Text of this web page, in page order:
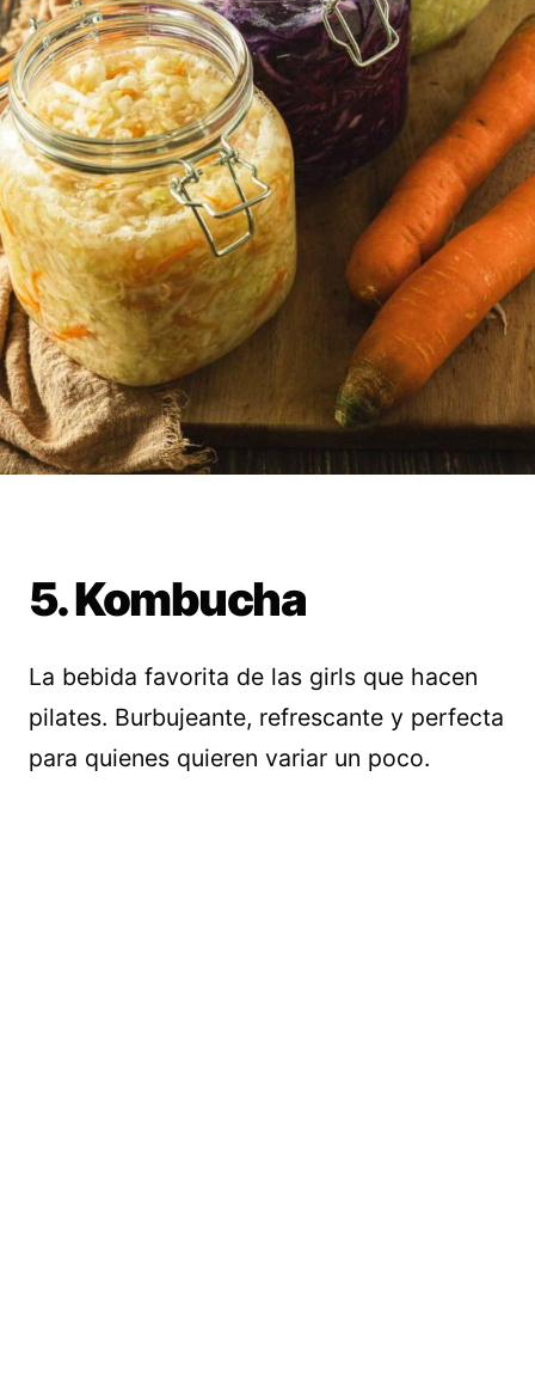
5. Kombucha
La bebida favorita de las girls que hacen
pilates. Burbujeante, refrescante y perfecta
para quienes quieren variar un poco.